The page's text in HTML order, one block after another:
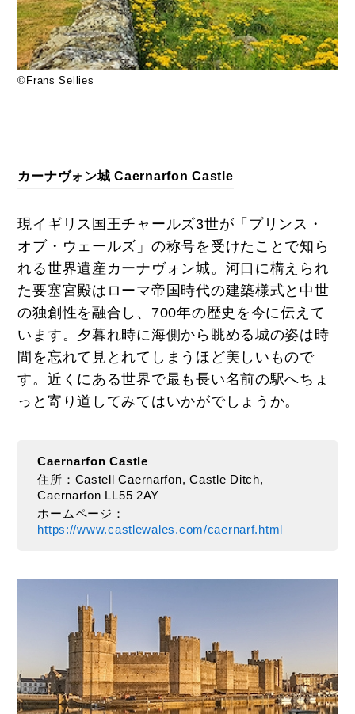
©Frans Sellies
カーナヴォン城 Caernarfon Castle
現イギリス国王チャールズ3世が「プリンス・
オブ・ウェールズ」の称号を受けたことで知ら
れる世界遺産カーナヴォン城。河口に構えられ
た要塞宮殿はローマ帝国時代の建築様式と中世
の独創性を融合し、700年の歴史を今に伝えて
います。夕暮れ時に海側から眺める城の姿は時
間を忘れて見とれてしまうほど美しいもので
す。近くにある世界で最も長い名前の駅へちょ
っと寄り道してみてはいかがでしょうか。
Caernarfon Castle
住所：Castell Caernarfon, Castle Ditch,
Caernarfon LL55 2AY
ホームページ：
https://www.castlewales.com/caernarf.html